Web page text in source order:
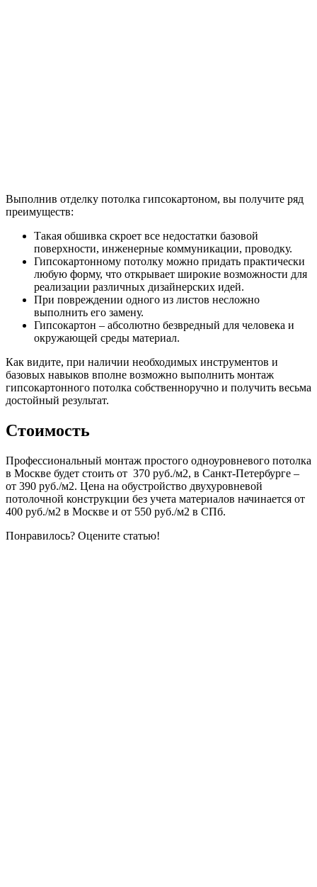
Выполнив отделку потолка гипсокартоном, вы получите ряд
преимуществ:
Такая обшивка скроет все недостатки базовой
поверхности, инженерные коммуникации, проводку.
Гипсокартонному потолку можно придать практически
любую форму, что открывает широкие возможности для
реализации различных дизайнерских идей.
При повреждении одного из листов несложно
выполнить его замену.
Гипсокартон – абсолютно безвредный для человека и
окружающей среды материал.
Как видите, при наличии необходимых инструментов и
базовых навыков вполне возможно выполнить монтаж
гипсокартонного потолка собственноручно и получить весьма
достойный результат.
Стоимость
Профессиональный монтаж простого одноуровневого потолка
в Москве будет стоить от 370 руб./м2, в Санкт-Петербурге –
от 390 руб./м2. Цена на обустройство двухуровневой
потолочной конструкции без учета материалов начинается от
400 руб./м2 в Москве и от 550 руб./м2 в СПб.
Понравилось? Оцените статью!